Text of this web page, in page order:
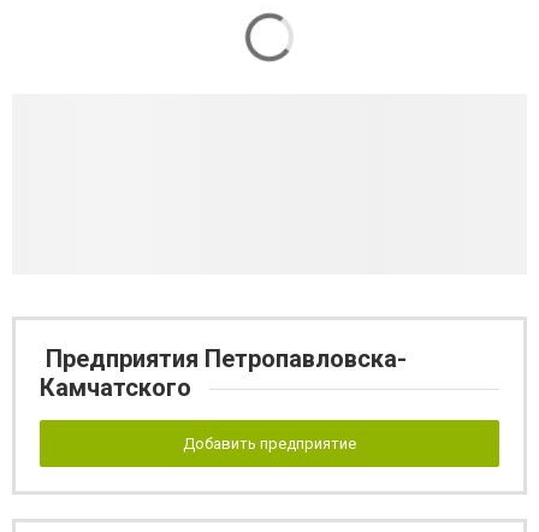
Предприятия Петропавловска-
Камчатского
Добавить предприятие